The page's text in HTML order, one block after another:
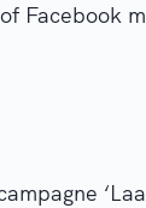
Facebook